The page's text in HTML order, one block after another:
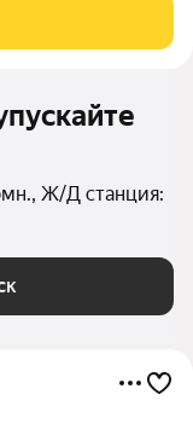
и городской парк
Ж/Д станция: